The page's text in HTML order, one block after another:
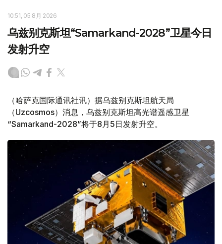
10:51, 05 8月 2026
乌兹别克斯坦“Samarkand-2028”卫星今日
发射升空
（哈萨克国际通讯社讯）据乌兹别克斯坦航天局
（Uzcosmos）消息，乌兹别克斯坦高光谱遥感卫星
“Samarkand-2028”将于8月5日发射升空。